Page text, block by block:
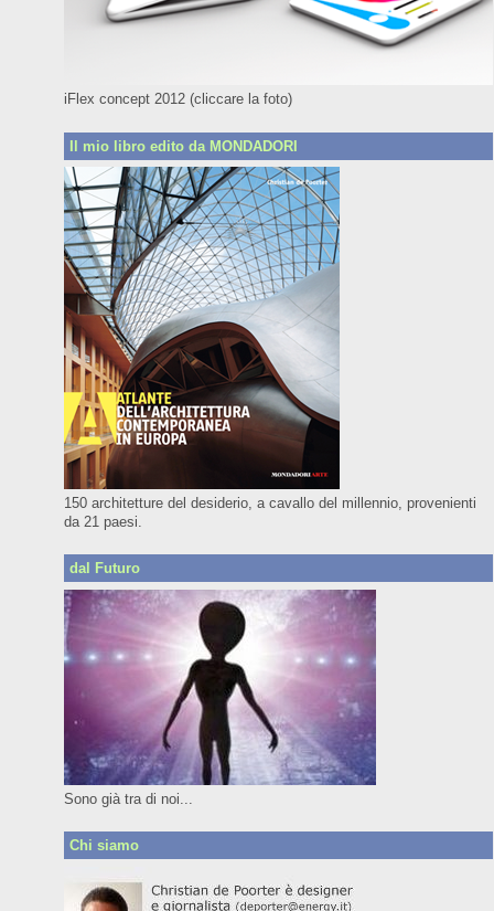
iFlex concept 2012 (cliccare la foto)
Il mio libro edito da MONDADORI
150 architetture del desiderio, a cavallo del millennio, provenienti
da 21 paesi.
dal Futuro
Sono già tra di noi...
Chi siamo